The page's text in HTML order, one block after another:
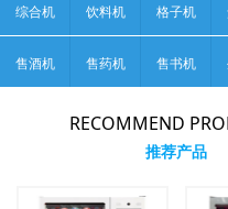
RECOMMEND
推荐产品
综合机 饮料机 格子机
售酒机 售药机 售书机